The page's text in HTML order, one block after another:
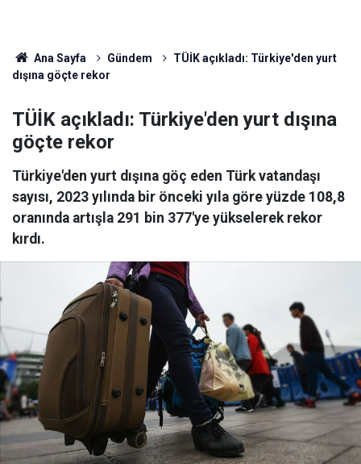
Ana Sayfa Gündem
TÜİK açıkladı: Türkiye'den yurt
dışına göçte rekor
TÜİK açıkladı: Türkiye'den yurt dışına
göçte rekor
Türkiye'den yurt dışına göç eden Türk vatandaşı
sayısı, 2023 yılında bir önceki yıla göre yüzde 108,8
oranında artışla 291 bin 377'ye yükselerek rekor
kırdı.